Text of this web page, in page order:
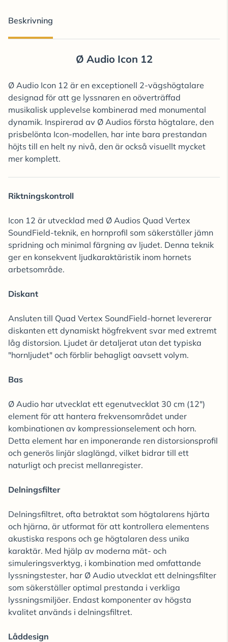
Beskrivning
Ø Audio Icon 12
Ø Audio Icon 12 är en exceptionell 2-vägshögtalare
designad för att ge lyssnaren en oöverträffad
musikalisk upplevelse kombinerad med monumental
dynamik. Inspirerad av Ø Audios första högtalare, den
prisbelönta Icon-modellen, har inte bara prestandan
höjts till en helt ny nivå, den är också visuellt mycket
mer komplett.
Riktningskontroll
Icon 12 är utvecklad med Ø Audios Quad Vertex
SoundField-teknik, en hornprofil som säkerställer jämn
spridning och minimal färgning av ljudet. Denna teknik
ger en konsekvent ljudkaraktäristik inom hornets
arbetsområde.
Diskant
Ansluten till Quad Vertex SoundField-hornet levererar
diskanten ett dynamiskt högfrekvent svar med extremt
låg distorsion. Ljudet är detaljerat utan det typiska
"hornljudet" och förblir behagligt oavsett volym.
Bas
Ø Audio har utvecklat ett egenutvecklat 30 cm (12")
element för att hantera frekvensområdet under
kombinationen av kompressionselement och horn.
Detta element har en imponerande ren distorsionsprofil
och generös linjär slaglängd, vilket bidrar till ett
naturligt och precist mellanregister.
Delningsfilter
Delningsfiltret, ofta betraktat som högtalarens hjärta
och hjärna, är utformat för att kontrollera elementens
akustiska respons och ge högtalaren dess unika
karaktär. Med hjälp av moderna mät- och
simuleringsverktyg, i kombination med omfattande
lyssningstester, har Ø Audio utvecklat ett delningsfilter
som säkerställer optimal prestanda i verkliga
lyssningsmiljöer. Endast komponenter av högsta
kvalitet används i delningsfiltret.
Låddesign